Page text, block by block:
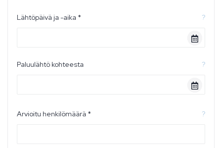
Lähtöpäivä ja -aika * ?
Paluulähtö kohteesta ?
Arvioitu henkilömäärä * ?